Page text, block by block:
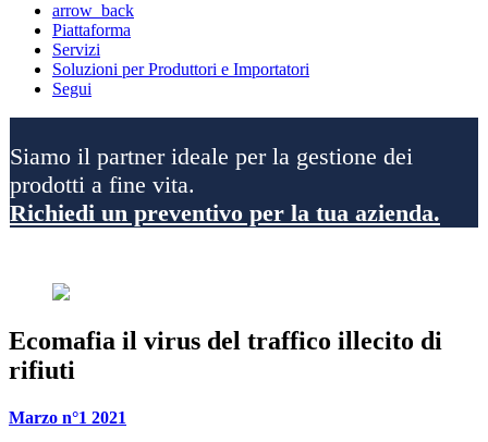
arrow_back
Piattaforma
Servizi
Soluzioni per Produttori e Importatori
Segui
Siamo il partner ideale per la gestione dei
prodotti a fine vita.
Richiedi un preventivo per la tua azienda.
Ecomafia il virus del traffico illecito di
rifiuti
Marzo n°1 2021